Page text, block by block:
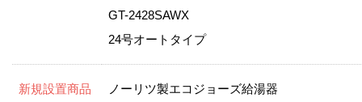
GT-2428SAWX
24号オートタイプ
新規設置商品
ノーリツ製エコジョーズ給湯器